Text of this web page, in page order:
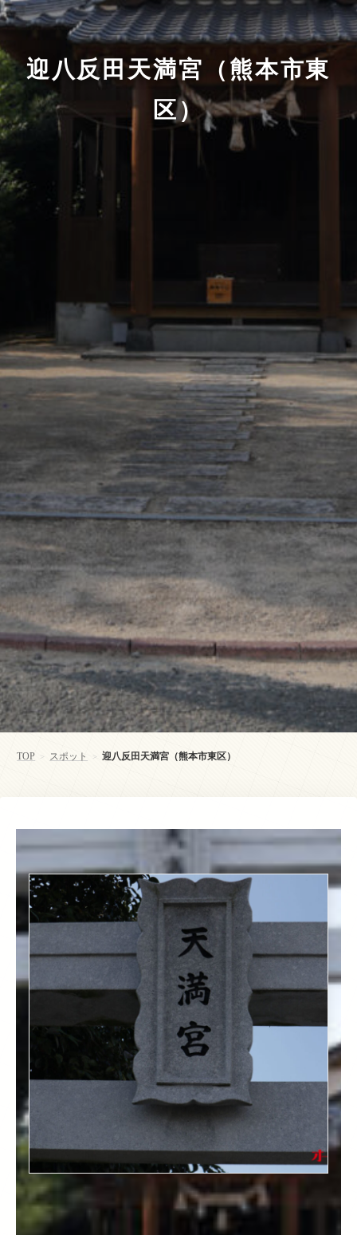
迎八反田天満宮（熊本市東
区）
TOP > スポット > 迎八反田天満宮（熊本市東区）